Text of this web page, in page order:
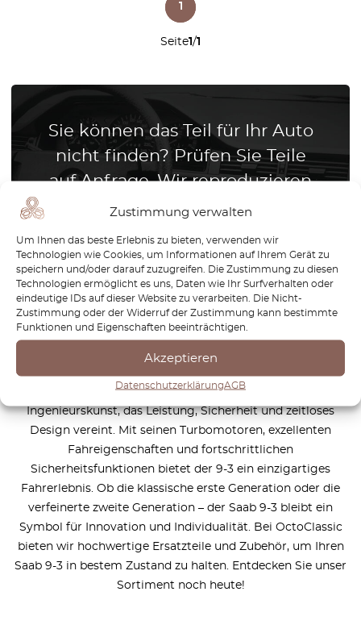
Zustimmung verwalten
Um Ihnen das beste Erlebnis zu bieten, verwenden wir
Technologien wie Cookies, um Informationen auf Ihrem Gerät zu
speichern und/oder darauf zuzugreifen. Die Zustimmung zu diesen
Technologien ermöglicht es uns, Daten wie Ihr Surfverhalten oder
eindeutige IDs auf dieser Website zu verarbeiten. Die Nicht-
Zustimmung oder der Widerruf der Zustimmung kann bestimmte
Funktionen und Eigenschaften beeinträchtigen.
Akzeptieren
DatenschutzerklärungAGB
Seite1/1
1
Sie können das Teil für Ihr Auto
nicht finden? Prüfen Sie Teile
auf Anfrage. Wir reproduzieren
Teile für alle Automarken
Wir reproduzieren Teile für alle
Automarken
Wie funktioniert das?
Der Saab 9-3 ist ein Meisterwerk skandinavischer
Ingenieurskunst, das Leistung, Sicherheit und zeitloses
Design vereint. Mit seinen Turbomotoren, exzellenten
Fahreigenschaften und fortschrittlichen
Sicherheitsfunktionen bietet der 9-3 ein einzigartiges
Fahrerlebnis. Ob die klassische erste Generation oder die
verfeinerte zweite Generation – der Saab 9-3 bleibt ein
Symbol für Innovation und Individualität. Bei OctoClassic
bieten wir hochwertige Ersatzteile und Zubehör, um Ihren
Saab 9-3 in bestem Zustand zu halten. Entdecken Sie unser
Sortiment noch heute!